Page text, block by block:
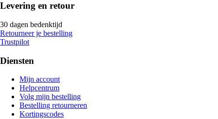
Levering en retour
30 dagen bedenktijd
Retourneer je bestelling
Trustpilot
Diensten
Mijn account
Helpcentrum
Volg mijn bestelling
Bestelling retourneren
Kortingscodes